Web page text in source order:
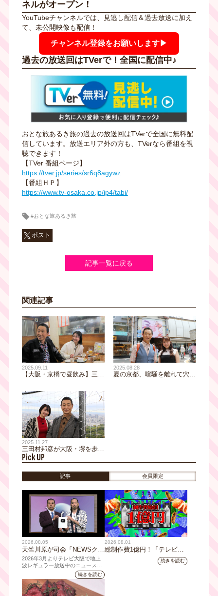
ネルがオープン！
YouTubeチャンネルでは、見逃し配信＆過去放送に加え
て、未公開映像も配信！
チャンネル登録をお願いします▶
過去の放送回はTVerで！全国に配信中♪
おとな旅あるき旅の過去の放送回はTVerで全国に無料配
信しています。放送エリア外の方も、TVerなら番組を視
聴できます！
【TVer 番組ページ】
https://tver.jp/series/sr6q8agywz
【番組ＨＰ】
https://www.tv-osaka.co.jp/ip4/tabi/
#おとな旅あるき旅
ポスト
記事一覧に戻る
関連記事
2025.09.11
【大阪・京橋で昼飲み】三田
｜おとな旅後追い旅
2025.08.28
夏の京都、喧騒を離れて穴場
2025.11.27
三田村邦彦が大阪・堺を歩
く！鮮魚立ち飲み・老舗中
華・角打ち・イルカ体験・伝
統刃物・絶品焼鳥まで満喫す
Pick UP
記事 会員限定
2026.08.05
天竺川原が司会「NEWSクラ
イシス」チャンネル登録者数
10万人突破！テレビ大阪の番
組史上最速記録を更新
2026年3月よりテレビ大阪で地上
波レギュラー放送中のニュース番
組「NEWSクライシス」が、この
たび2026年7月12日(日)に、
YouTubeチャンネル登録者数10万
人を達成しました。
続きを読む
2026.08.01
総制作費1億円！「テレビ大
阪ネクストIPプロジェクト」
第1弾採用企画が決定 第2弾
続きを読む